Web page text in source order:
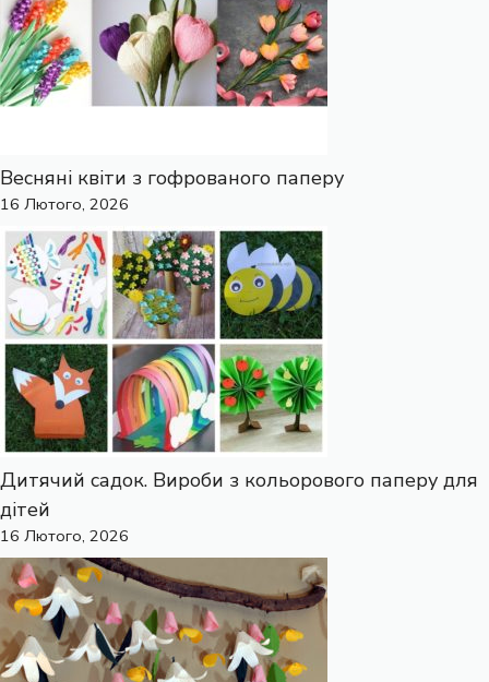
Весняні квіти з гофрованого паперу
16 Лютого, 2026
Дитячий садок. Вироби з кольорового паперу для
дітей
16 Лютого, 2026